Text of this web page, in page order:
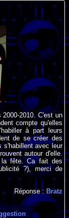
2010. C'est un
compte qu'elles
à part leurs
de se créer des
s'habillent avec leur
autour d'elle.
la fête. Ca fait des
?), merci de
Réponse : Bratz